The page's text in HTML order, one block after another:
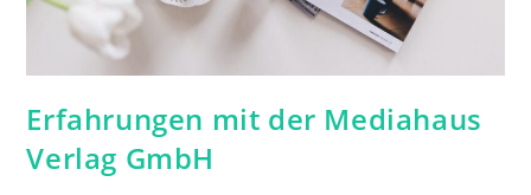
Erfahrungen mit der Mediahaus
Verlag GmbH